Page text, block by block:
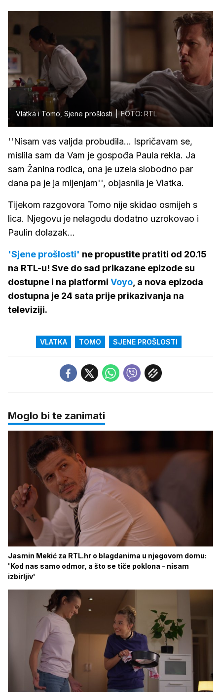
Vlatka i Tomo, Sjene prošlosti FOTO: RTL
''Nisam vas valjda probudila... Ispričavam se,
mislila sam da Vam je gospođa Paula rekla. Ja
sam Žanina rodica, ona je uzela slobodno par
dana pa je ja mijenjam'', objasnila je Vlatka.
Tijekom razgovora Tomo nije skidao osmijeh s
lica. Njegovu je nelagodu dodatno uzrokovao i
Paulin dolazak...
'Sjene prošlosti' ne propustite pratiti od 20.15
na RTL-u! Sve do sad prikazane epizode su
dostupne i na platformi Voyo , a nova epizoda
dostupna je 24 sata prije prikazivanja na
televiziji.
VLATKA TOMO SJENE PROŠLOSTI
Moglo bi te zanimati
Jasmin Mekić za RTL.hr o blagdanima u njegovom domu:
'Kod nas samo odmor, a što se tiče poklona - nisam
izbirljiv'